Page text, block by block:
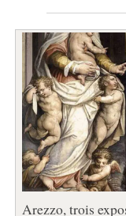
Arezzo, trois